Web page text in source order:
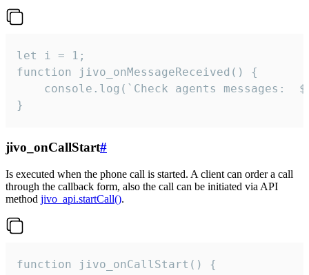
let i = 1;
function jivo_onMessageReceived() {
}
jivo_onCallStart#
Is executed when the phone call is started. A client can order a call
through the callback form, also the call can be initiated via API
method jivo_api.startCall().
function jivo_onCallStart() {